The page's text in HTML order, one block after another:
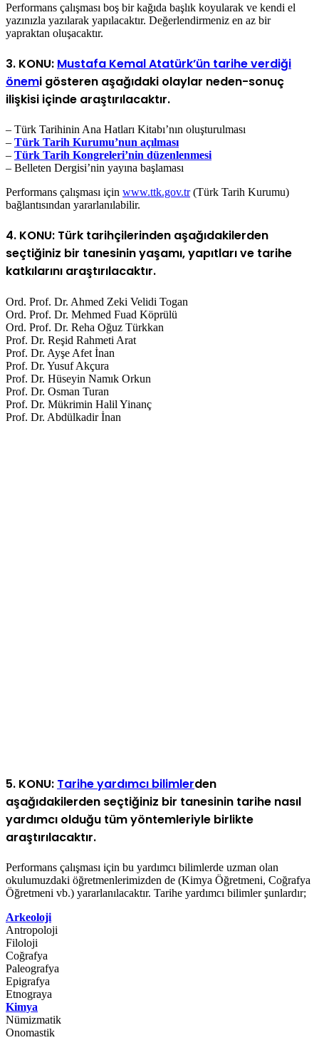
Performans çalışması boş bir kağıda başlık koyularak ve kendi el
yazınızla yazılarak yapılacaktır. Değerlendirmeniz en az bir
yapraktan oluşacaktır.
3. KONU: Mustafa Kemal Atatürk’ün tarihe verdiği
önemi gösteren aşağıdaki olaylar neden-sonuç
ilişkisi içinde araştırılacaktır.
– Türk Tarihinin Ana Hatları Kitabı’nın oluşturulması
– Türk Tarih Kurumu’nun açılması
– Türk Tarih Kongreleri’nin düzenlenmesi
– Belleten Dergisi’nin yayına başlaması
Performans çalışması için www.ttk.gov.tr(Türk Tarih Kurumu)
bağlantısından yararlanılabilir.
4. KONU: Türk tarihçilerinden aşağıdakilerden
seçtiğiniz bir tanesinin yaşamı, yapıtları ve tarihe
katkılarını araştırılacaktır.
Ord. Prof. Dr. Ahmed Zeki Velidi Togan
Ord. Prof. Dr. Mehmed Fuad Köprülü
Ord. Prof. Dr. Reha Oğuz Türkkan
Prof. Dr. Reşid Rahmeti Arat
Prof. Dr. Ayşe Afet İnan
Prof. Dr. Yusuf Akçura
Prof. Dr. Hüseyin Namık Orkun
Prof. Dr. Osman Turan
Prof. Dr. Mükrimin Halil Yinanç
Prof. Dr. Abdülkadir İnan
5. KONU: Tarihe yardımcı bilimlerden
aşağıdakilerden seçtiğiniz bir tanesinin tarihe nasıl
yardımcı olduğu tüm yöntemleriyle birlikte
araştırılacaktır.
Performans çalışması için bu yardımcı bilimlerde uzman olan
okulumuzdaki öğretmenlerimizden de (Kimya Öğretmeni, Coğrafya
Öğretmeni vb.) yararlanılacaktır. Tarihe yardımcı bilimler şunlardır;
Arkeoloji
Antropoloji
Filoloji
Coğrafya
Paleografya
Epigrafya
Etnograya
Kimya
Nümizmatik
Onomastik